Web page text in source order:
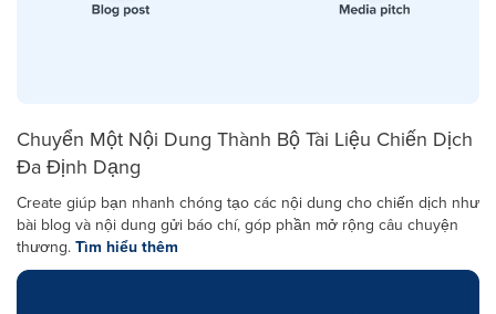
Chuyển Một Nội Dung Thành Bộ Tài Liệu Chiến Dịch
Đa Định Dạng
Create giúp bạn nhanh chóng tạo các nội dung cho chiến dịch như
bài blog và nội dung gửi báo chí, góp phần mở rộng câu chuyện
thương.Tìm hiểu thêm